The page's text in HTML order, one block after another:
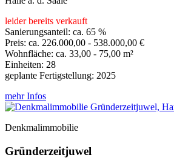
leider bereits verkauft
Sanierungsanteil: ca. 65 %
Preis: ca. 226.000,00 - 538.000,00 €
Wohnfläche: ca. 33,00 - 75,00 m²
Einheiten: 28
geplante Fertigstellung: 2025
mehr Infos
Denkmalimmobilie
Gründerzeitjuwel